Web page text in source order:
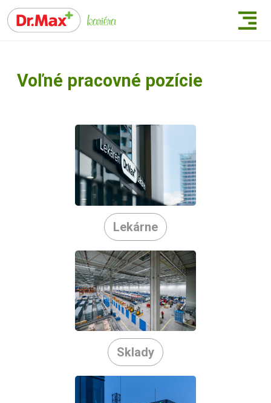
Voľné pracovné pozície
Lekárne
Sklady